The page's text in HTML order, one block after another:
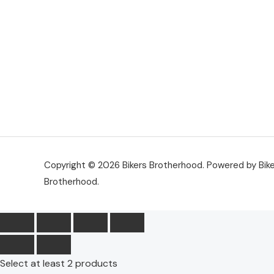
Copyright © 2026 Bikers Brotherhood. Powered by
Brotherhood.
Select at least 2 products